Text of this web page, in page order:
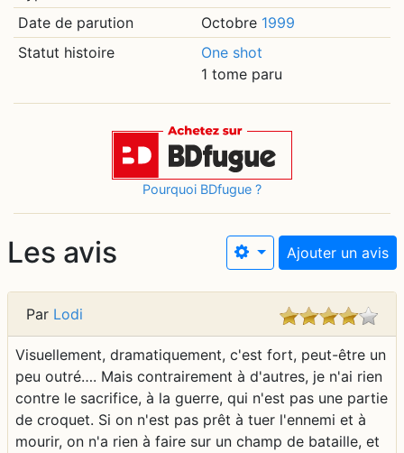
parvenait finalement à chasser l'envahisseur...?
Date de parution
Octobre 1999
Statut histoire
One shot
1 tome paru
Pourquoi BDfugue ?
Les avis Ajouter un avis
Par Lodi
Visuellement, dramatiquement, c'est fort, peut-être un
peu outré…. Mais contrairement à d'autres, je n'ai rien
contre le sacrifice, à la guerre, qui n'est pas une partie
de croquet. Si on n'est pas prêt à tuer l'ennemi et à
mourir, on n'a rien à faire sur un champ de bataille, et